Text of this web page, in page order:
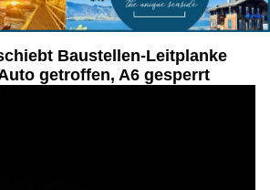
Baustellen-Leitplanke
getroffen, A6 gesperrt